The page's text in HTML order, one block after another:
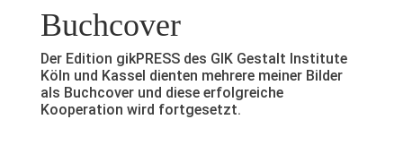
Buchcover
Der Edition gikPRESS des GIK Gestalt Institute
Köln und Kassel dienten mehrere meiner Bilder
als Buchcover und diese erfolgreiche
Kooperation wird fortgesetzt.